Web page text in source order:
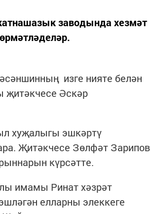
заводында хезмәт
изге нияте белән
җитәкчесе Әскәр
хуҗалыгы эшкәртү
Җитәкчесе Зөлфәт Зарипов
күрсәтте.
имамы Ринат хәзрәт
елларны элеккеге